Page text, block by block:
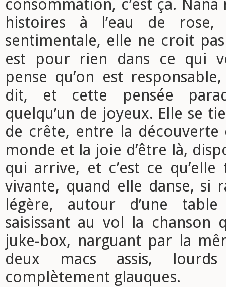
consommation, c’est ça.
histoires à l’eau de rose,
sentimentale, elle ne croit
est pour rien dans ce qui
pense qu’on est responsable,
dit, et cette pensée
quelqu’un de joyeux. Elle se
de crête, entre la
monde et la joie d’être là,
qui arrive, et c’est ce
vivante, quand elle danse, si
légère, autour d’une
saisissant au vol la chanson
juke-box, narguant par la
deux macs assis,
complètement glauques.